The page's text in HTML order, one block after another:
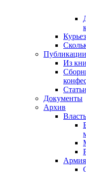
Публикации
Из
Документы
Архив
Власть